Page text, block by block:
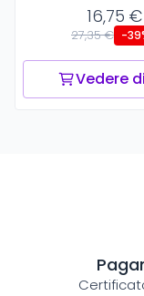
16,75 €
27,35 € -
Vedere